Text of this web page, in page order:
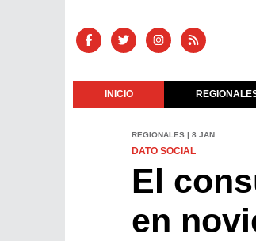
INICIO
REGIONALES | 8 JAN
DATO SOCIAL
El
en